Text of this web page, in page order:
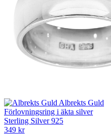
Albrekts Guld
Förlovningsring i äkta silver
Sterling Silver 925
349 kr